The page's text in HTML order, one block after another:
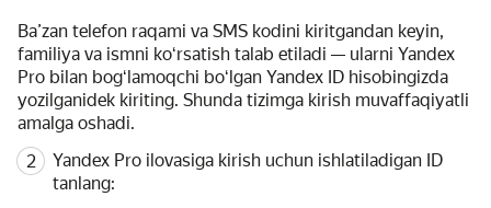
Baʼzan telefon raqami va SMS kodini kiritgandan keyin,
familiya va ismni koʻrsatish talab etiladi — ularni Yandex
Pro bilan bogʻlamoqchi boʻlgan Yandex ID hisobingizda
yozilganidek kiriting. Shunda tizimga kirish muvaffaqiyatli
amalga oshadi.
Yandex Pro ilovasiga kirish uchun ishlatiladigan ID
tanlang: